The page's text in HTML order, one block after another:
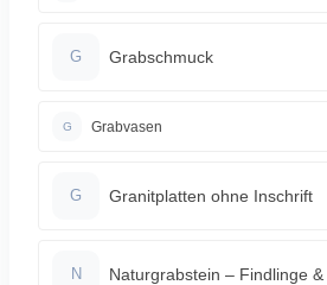
G Grabschmuck
G Grabvasen
G Granitplatten ohne Inschrift
N Naturgrabstein – Findlinge